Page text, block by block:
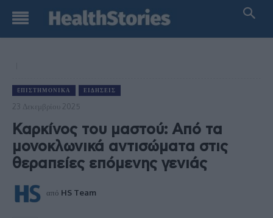
EΠΙΣΤΗΜΟΝΙΚΆ ΕΙΔΉΣΕΙΣ
23 Δεκεμβρίου 2025
Καρκίνος του μαστού: Από τα
μονοκλωνικά αντισώματα στις
θεραπείες επόμενης γενιάς
από HS Team